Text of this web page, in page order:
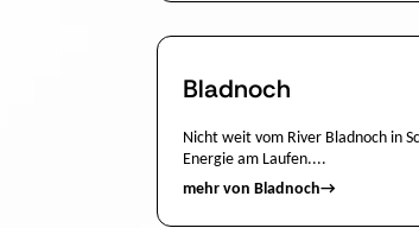
Bladnoch
Nicht weit vom River Bladnoch in
Energie am Laufen....
mehr von Bladnoch→